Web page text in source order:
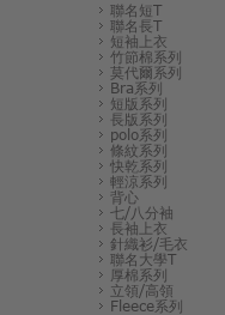
聯名短T
聯名長T
短袖上衣
竹節棉系列
莫代爾系列
Bra系列
短版系列
長版系列
polo系列
條紋系列
快乾系列
輕涼系列
背心
七/八分袖
長袖上衣
針織衫/毛衣
聯名大學T
厚棉系列
立領/高領
Fleece系列